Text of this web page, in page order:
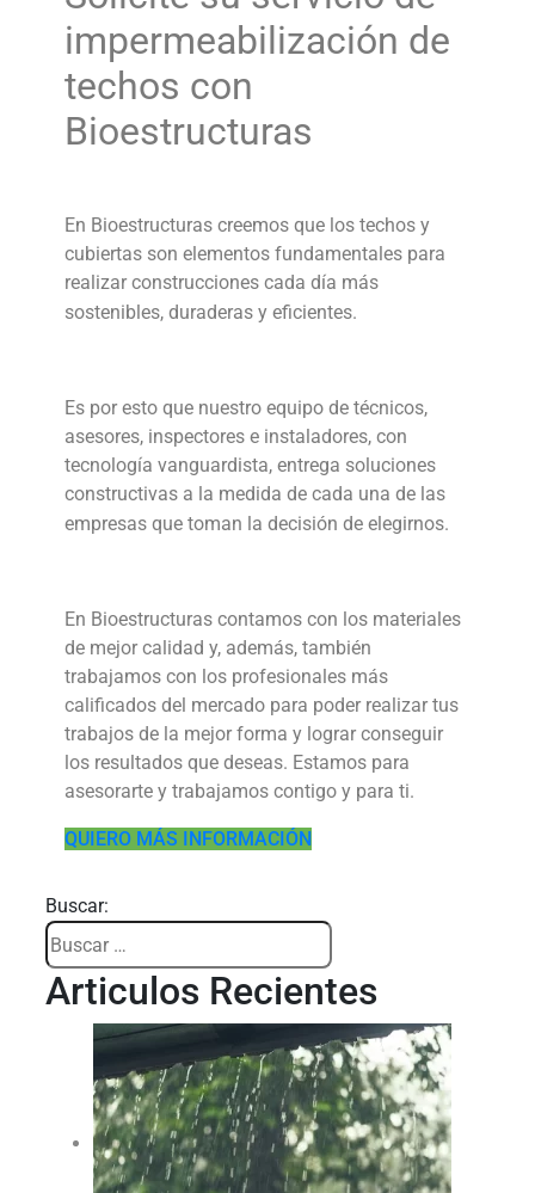
impermeabilización de
techos con
Bioestructuras
En Bioestructuras creemos que los techos y
cubiertas son elementos fundamentales para
realizar construcciones cada día más
sostenibles, duraderas y eficientes.
Es por esto que nuestro equipo de técnicos,
asesores, inspectores e instaladores, con
tecnología vanguardista, entrega soluciones
constructivas a la medida de cada una de las
empresas que toman la decisión de elegirnos.
En Bioestructuras contamos con los materiales
de mejor calidad y, además, también
trabajamos con los profesionales más
calificados del mercado para poder realizar tus
trabajos de la mejor forma y lograr conseguir
los resultados que deseas. Estamos para
asesorarte y trabajamos contigo y para ti.
QUIERO MÁS INFORMACIÓN
Buscar:
Articulos Recientes